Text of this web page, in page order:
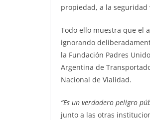
propiedad, a la seguridad
Todo ello muestra que el
ignorando
la Fundación Padres
Argentina de
Nacional de Vialidad.
“Es un verdadero peligro
junto a las otras